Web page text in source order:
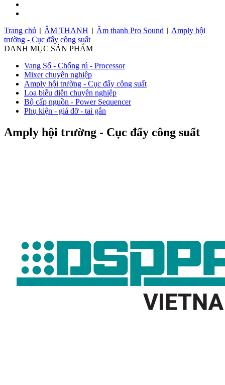
Trang chủ
ÂM THANH Âm thanh Pro Sound
Amply hội
trường - Cục đẩy công suất
DANH MỤC SẢN PHẨM
Vang Số - Chống rú - Processor
Mixer chuyên nghiệp
Amply hội trường - Cục đẩy công suất
Loa biễu diễn chuyên nghiệp
Bộ cấp nguồn - Power Sequencer
Phụ kiện - giá đỡ - tai gắn
Amply hội trường - Cục đẩy công suất